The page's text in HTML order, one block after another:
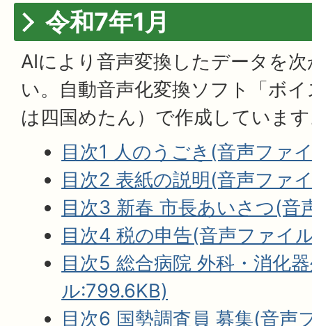
令和7年1月
AIにより音声変換したデータを
い。自動音声化変換ソフト「ボ
は四国めたん）で作成していま
目次1 人のうごき(音声ファ
目次2 表紙の説明(音声ファ
目次3 新春 市長あいさつ(音
目次4 税の申告(音声ファイ
目次5 総合病院 外科・消化
ル:799.6KB)
目次6 国勢調査員 募集(音声